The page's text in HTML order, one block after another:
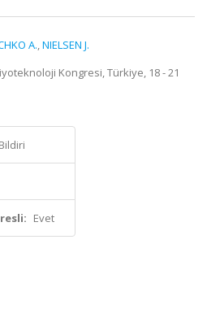
A.,NIELSEN J.
Kongresi, Türkiye, 18 - 21
Evet